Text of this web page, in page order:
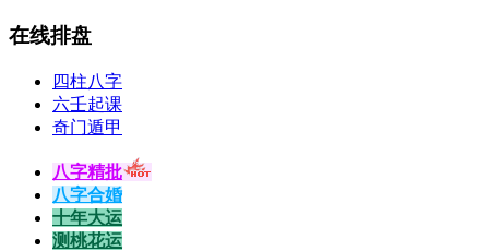
在线排盘
四柱八字
六壬起课
奇门遁甲
八字精批
八字合婚
十年大运
测桃花运